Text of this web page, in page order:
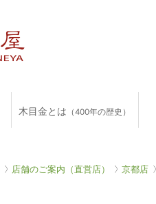
木目金とは （400年の歴史）
店舗のご案内（直営店） 京都店